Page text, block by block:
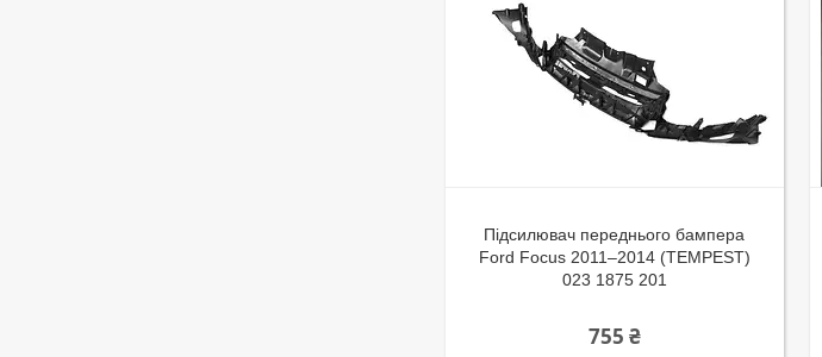
Підсилювач переднього бампера
Ford Focus 2011–2014 (TEMPEST)
023 1875 201
755 ₴